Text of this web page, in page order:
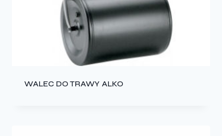
WALEC DO TRAWY ALKO